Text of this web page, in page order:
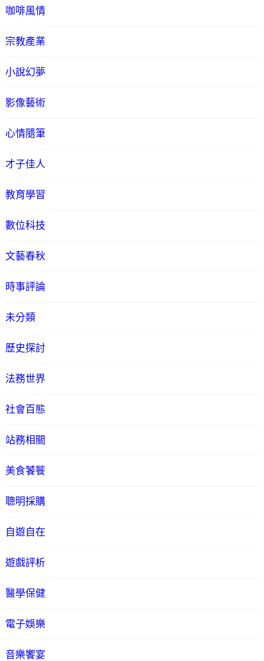
咖啡風情
宗教產業
小說幻夢
影像藝術
心情隨筆
才子佳人
教育學習
數位科技
文藝春秋
時事評論
未分類
歷史探討
法務世界
社會百態
站務相關
美食饕餮
聰明採購
自遊自在
遊戲評析
醫學保健
電子娛樂
音樂饗宴